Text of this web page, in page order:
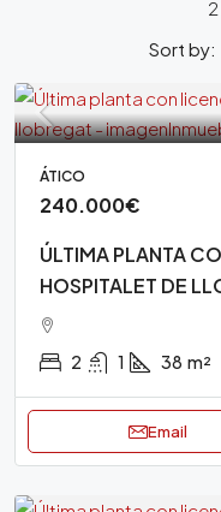
Sort by:
ÁTICO
240.000€
ÚLTIMA PLANTA
HOSPITALET DE
2 1 38 m²
Email